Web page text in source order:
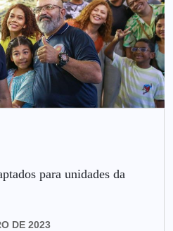
para unidades da
DE 2023